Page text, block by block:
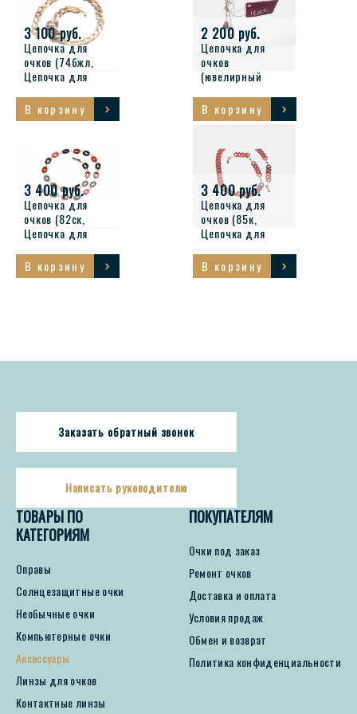
Цепочка для
очков (74бжл,
Цепочка для
3 100 руб.
В корзину
Цепочка для
очков
(ювелирный
ракушка 15с/ар,
Цепочка для
2 200 руб.
В корзину
Цепочка для
очков (82ск,
Цепочка для
3 400 руб.
В корзину
Цепочка для
очков (85к,
Цепочка для
3 400 руб.
В корзину
ТОВАРЫ ПО
КАТЕГОРИЯМ
Оправы
Солнцезащитные очки
Необычные очки
Компьютерные очки
Аксессуары
Линзы для очков
Контактные линзы
ПОКУПАТЕЛЯМ
Очки под заказ
Ремонт очков
Доставка и оплата
Условия продаж
Обмен и возврат
Политика конфиденциальности
Заказать обратный звонок
Написать руководителю